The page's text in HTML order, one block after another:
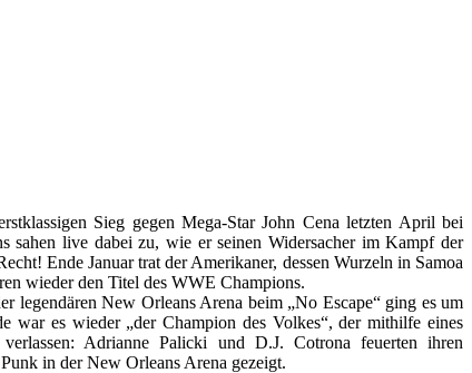
Sieg gegen Mega-Star John Cena letzten April bei
sahen live dabei zu, wie er seinen Widersacher im Kampf der
Ende Januar trat der Amerikaner, dessen Wurzeln in Samoa
wieder den Titel des WWE Champions.
legendären New Orleans Arena beim „No Escape“ ging es um
war es wieder „der Champion des Volkes“, der mithilfe eines
Adrianne Palicki und D.J. Cotrona feuerten ihren
in der New Orleans Arena gezeigt.